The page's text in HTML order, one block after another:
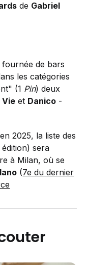
de Gabriel
de bars
les catégories
(1 Pin) deux
Vie et Danico -
2025, la liste des
édition) sera
à Milan, où se
(7e du dernier